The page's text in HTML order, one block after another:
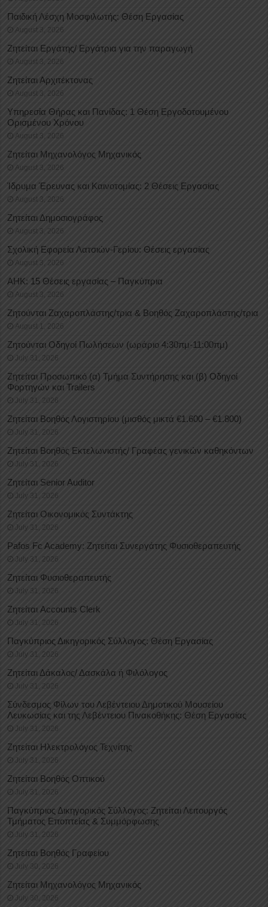
Παιδική Λέσχη Μοσφιλωτής: Θέση Εργασίας
August 3, 2026
Ζητείται Εργάτης/ Εργάτρια για την παραγωγή
August 3, 2026
Ζητείται Αρχιτέκτονας
August 3, 2026
Υπηρεσία Θήρας και Πανίδας: 1 Θέση Eργοδοτουμένου
Oρισμένου Xρόνου
August 3, 2026
Ζητείται Μηχανολόγος Μηχανικός
August 3, 2026
Ίδρυμα Έρευνας και Καινοτομίας: 2 Θέσεις Εργασίας
August 3, 2026
Ζητείται Δημοσιογράφος
August 3, 2026
Σχολική Εφορεία Λατσιών-Γερίου: Θέσεις εργασίας
August 3, 2026
ΑΗΚ: 15 Θέσεις εργασίας – Παγκύπρια
August 3, 2026
Ζητούνται Ζαχαροπλάστης/τρια & Βοηθός Ζαχαροπλάστης/τρια
August 1, 2026
Ζητούνται Οδηγοί Πωλήσεων (ωράριο 4:30πμ-11:00πμ)
July 31, 2026
Ζητείται Προσωπικό (α) Τμήμα Συντήρησης και (β) Οδηγοί
Φορτηγών και Trailers
July 31, 2026
Ζητείται Βοηθός Λογιστηρίου (μισθός μικτά €1.600 – €1.800)
July 31, 2026
Ζητείται Βοηθός Εκτελωνιστής/ Γραφέας γενικών καθηκόντων
July 31, 2026
Ζητείται Senior Auditor
July 31, 2026
Ζητείται Οικονομικός Συντάκτης
July 31, 2026
Pafos Fc Academy: Ζητείται Συνεργάτης Φυσιοθεραπευτής
July 31, 2026
Ζητείται Φυσιοθεραπευτής
July 31, 2026
Ζητείται Accounts Clerk
July 31, 2026
Παγκύπριος Δικηγορικός Σύλλογος: Θέση Εργασίας
July 31, 2026
Ζητείται Δάκαλος/ Δασκάλα ή Φιλόλογος
July 31, 2026
Σύνδεσμος Φίλων του Λεβέντειου Δημοτικού Μουσείου
Λευκωσίας και της Λεβέντειου Πινακοθήκης: Θέση Εργασίας
July 31, 2026
Ζητείται Ηλεκτρολόγος Τεχνίτης
July 31, 2026
Ζητείται Βοηθός Οπτικού
July 31, 2026
Παγκύπριος Δικηγορικός Σύλλογος: Ζητείται Λειτουργός
Τμήματος Εποπτείας & Συμμόρφωσης
July 31, 2026
Ζητείται Βοηθός Γραφείου
July 30, 2026
Ζητείται Μηχανολόγος Μηχανικός
July 30, 2026